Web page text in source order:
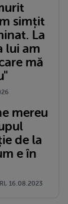
simțit
La
lui am
mă
mereu
de la
e în
16.08.2023